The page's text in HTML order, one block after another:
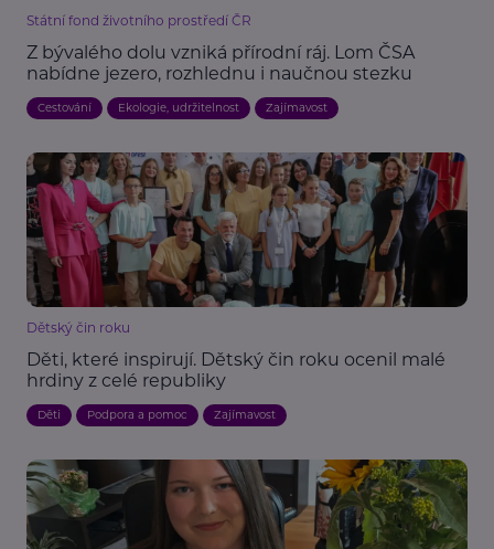
Státní fond životního prostředí ČR
Z bývalého dolu vzniká přírodní ráj. Lom ČSA
nabídne jezero, rozhlednu i naučnou stezku
Cestování Ekologie, udržitelnost Zajímavost
Dětský čin roku
Děti, které inspirují. Dětský čin roku ocenil malé
hrdiny z celé republiky
Děti Podpora a pomoc Zajímavost